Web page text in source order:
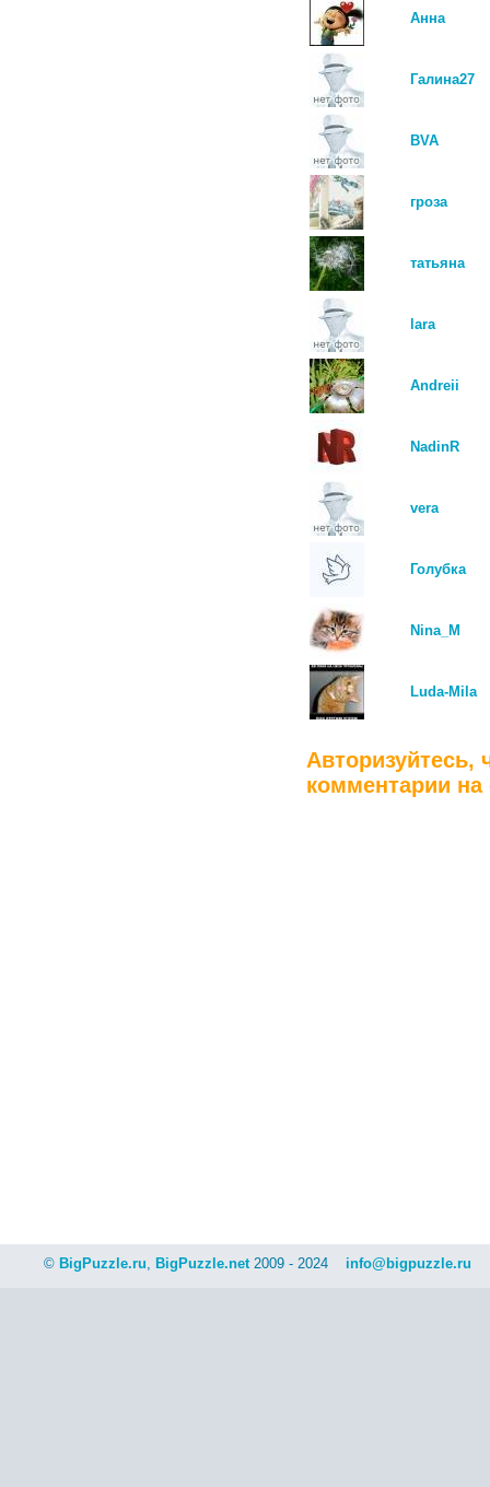
Анна
Галина27
BVA
гроза
татьяна
lara
Andreii
NadinR
vera
Голубка
Nina_M
Luda-Mila
Авторизуйтесь,
комментарии на
© BigPuzzle.ru, BigPuzzle.net2009 - 2024 info@bigpuzzle.ru